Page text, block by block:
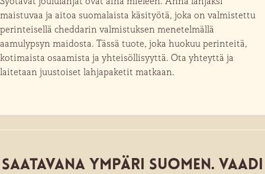
maistuvaa ja aitoa suomalaista käsityötä, joka on valmistettu
perinteisellä cheddarin valmistuksen menetelmällä
aamulypsyn maidosta. Tässä tuote, joka huokuu perinteitä,
kotimaista osaamista ja yhteisöllisyyttä. Ota yhteyttä ja
laitetaan juustoiset lahjapaketit matkaan.
Saatavana ympäri Suomen. Vaadi